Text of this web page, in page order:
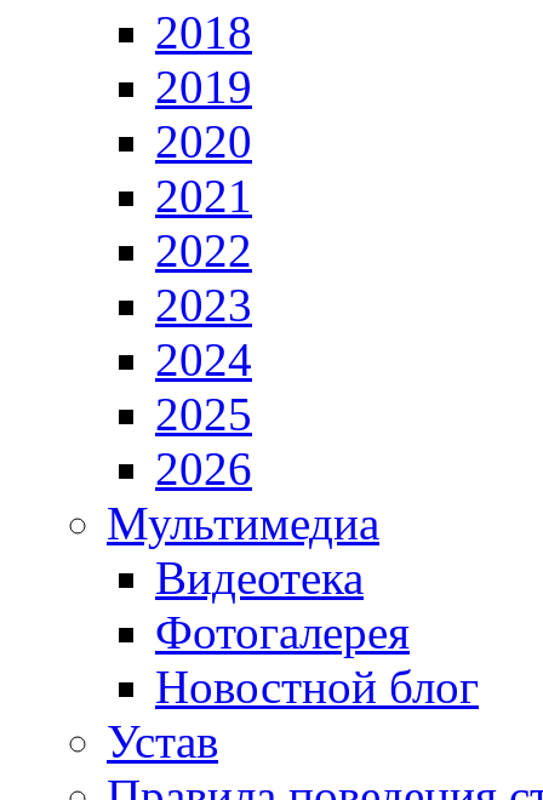
2018
2019
2020
2021
2022
2023
2024
2025
2026
Мультимедиа
Видеотека
Фотогалерея
Новостной блог
Устав